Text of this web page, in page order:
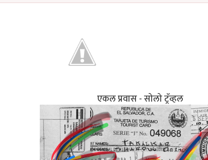
एकल प्रवास - सोलो ट्रॅव्हल